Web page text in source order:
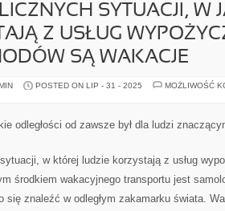
SYTUACJI, W
Z USŁUG
SĄ WAKACJE
POSTED ON LIP - 31 - 2025
MOŻLIWOŚĆ
odległości od zawsze był dla ludzi
w której ludzie korzystają z usług
środkiem wakacyjnego transportu jest
się znaleźć w odległym zakamarku świata.